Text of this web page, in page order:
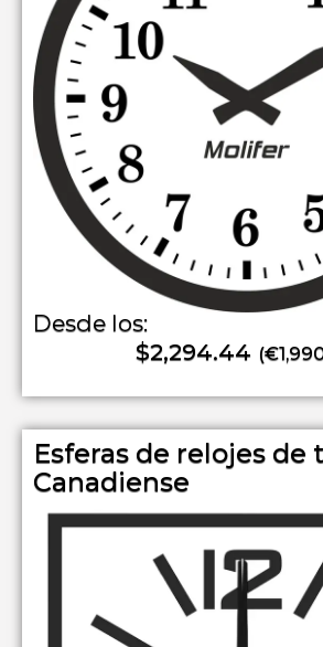
Desde los:
$2,294.44
Esferas de relojes de
Canadiense